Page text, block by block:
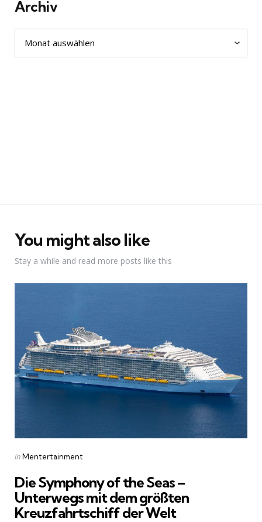
Archiv
Archiv
You might also like
Stay a while and read more posts like this
Categories
Posted
inMentertainment
Die Symphony of the Seas –
Unterwegs mit dem größten
Kreuzfahrtschiff der Welt